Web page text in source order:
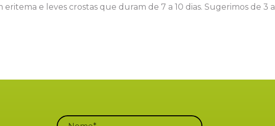
e leves crostas que duram de 7 a 10 dias. Sugerimos de 3 a